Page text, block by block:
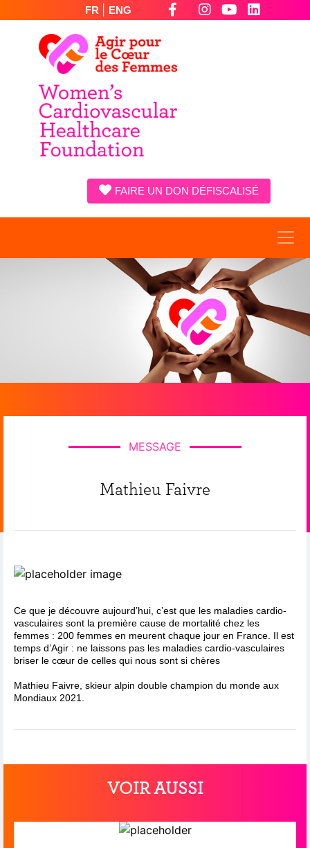
FR ENG
FAIRE UN DON DÉFISCALISÉ
MESSAGE
Mathieu Faivre
Ce que je découvre aujourd’hui, c’est que les maladies cardio-
vasculaires sont la première cause de mortalité chez les
femmes : 200 femmes en meurent chaque jour en France. Il est
temps d’Agir : ne laissons pas les maladies cardio-vasculaires
briser le cœur de celles qui nous sont si chères
Mathieu Faivre, skieur alpin double champion du monde aux
Mondiaux 2021.
VOIR AUSSI